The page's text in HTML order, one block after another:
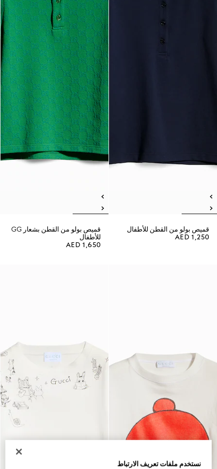
قميص بولو من القطن للأطفال
AED 1,250
قميص بولو من القطن بشعار GG
للأطفال
AED 1,650
نستخدم ملفات تعريف الارتباط